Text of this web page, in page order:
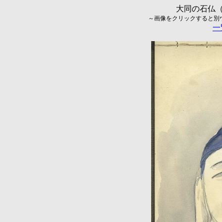
大同の石仏
～画像をクリックすると
一